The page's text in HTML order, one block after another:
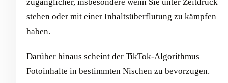
stehen oder mit einer Inhaltsüberflutung zu kämpfen
haben.
Darüber hinaus scheint der TikTok-Algorithmus
Fotoinhalte in bestimmten Nischen zu bevorzugen.